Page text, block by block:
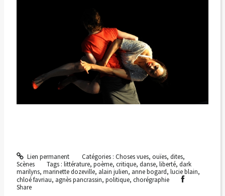
Lien permanent Catégories : Choses vues, ouïes, dites,
Scènes
Tags :littérature,poème,critique,danse,liberté,dark
marilyns, marinette dozeville, alain julien, anne bogard, lucie blain,
chloé favriau, agnès pancrassin, politique, chorégraphie
Share